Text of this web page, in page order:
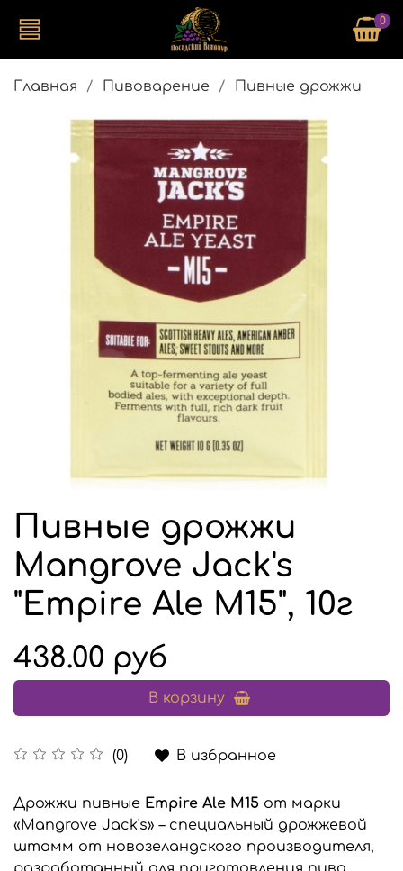
0
Главная Пивоварение Пивные дрожжи
Пивные дрожжи
Mangrove Jack's
"Empire Ale M15", 10г
(0) В избранное
438.00 руб
В корзину
Дрожжи пивные Empire Ale M15 от марки
«Mangrove Jack's» – специальный дрожжевой
штамм от новозеландского производителя,